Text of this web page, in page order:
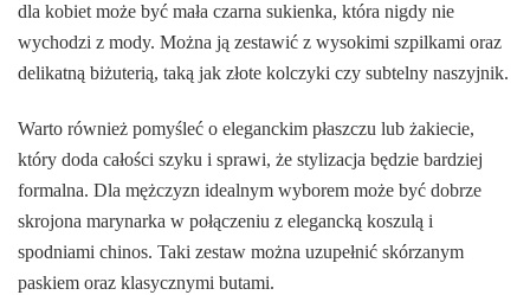
dla kobiet może być mała czarna sukienka, która nigdy nie
wychodzi z mody. Można ją zestawić z wysokimi szpilkami oraz
delikatną biżuterią, taką jak złote kolczyki czy subtelny naszyjnik.
Warto również pomyśleć o eleganckim płaszczu lub żakiecie,
który doda całości szyku i sprawi, że stylizacja będzie bardziej
formalna. Dla mężczyzn idealnym wyborem może być dobrze
skrojona marynarka w połączeniu z elegancką koszulą i
spodniami chinos. Taki zestaw można uzupełnić skórzanym
paskiem oraz klasycznymi butami.